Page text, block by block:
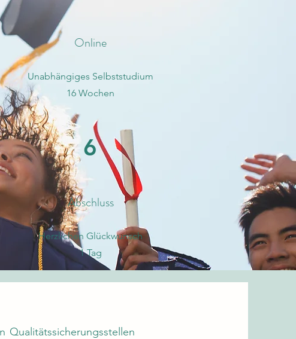
Online
Unabhängiges Selbststudium
16 Wochen
6
Abschluss
​Herzlichen Glückwunsch
1 Tag
Qualitätssicherungsstellen